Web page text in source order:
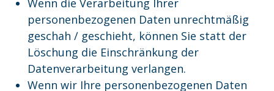
Wenn die Verarbeitung Ihrer
personenbezogenen Daten unrechtmäßig
geschah / geschieht, können Sie statt der
Löschung die Einschränkung der
Datenverarbeitung verlangen.
Wenn wir Ihre personenbezogenen Daten